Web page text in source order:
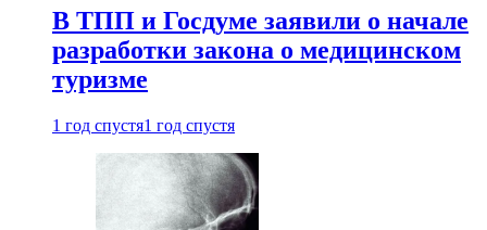
В ТПП и Госдуме заявили о начале
разработки закона о медицинском
туризме
1 год спустя1 год спустя